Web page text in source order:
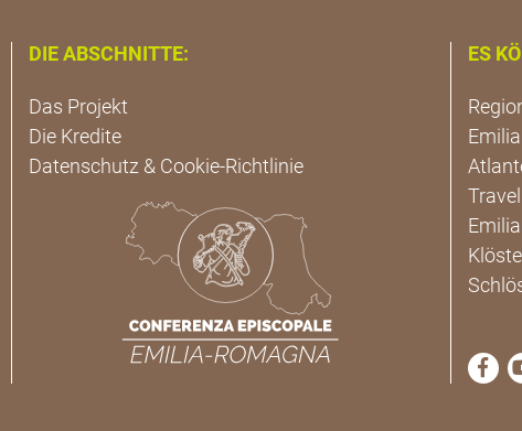
DIE ABSCHNITTE:
Das Projekt
Die Kredite
Datenschutz & Cookie-Richtlinie
ES
die